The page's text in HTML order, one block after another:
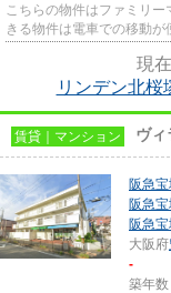
こちらの物件はファミリ
きる物件は電車での移動
現
リンデン北桜
賃貸｜マンション ヴィ
阪急
阪急
阪急
大阪府
-
築年